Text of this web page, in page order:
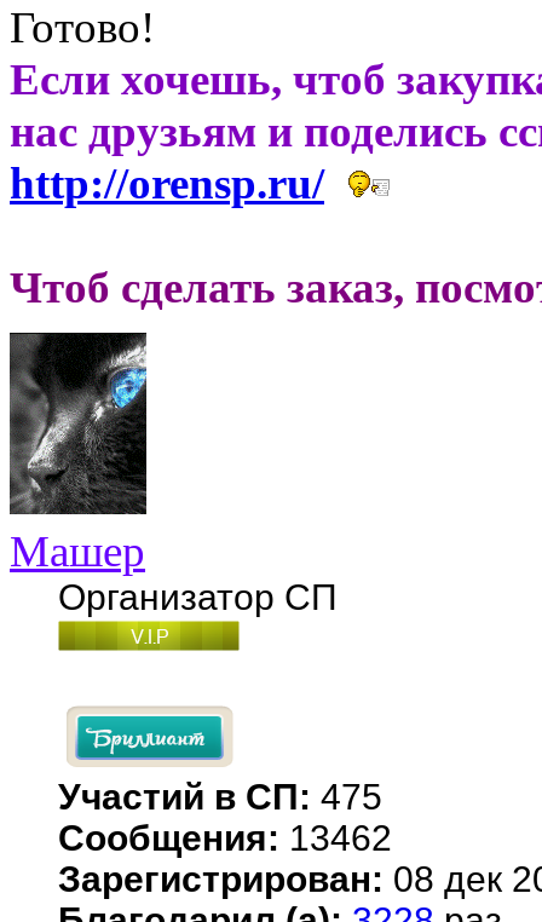
Готово!
Если хочешь, чтоб
нас друзьям и поделись
http://orensp.ru/
Чтоб сделать заказ,
Машер
Организатор СП
Участий в СП: 475
Сообщения: 13462
Зарегистрирован: 08 дек